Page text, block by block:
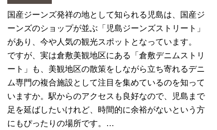
国産ジーンズ発祥の地として知られる児島は、国産ジ
ーンズのショップが並ぶ「児島ジーンズストリート」
があり、今や人気の観光スポットとなっています。
ですが、実は倉敷美観地区にある「倉敷デニムストリ
ート」も、美観地区の散策をしながら立ち寄れるデニ
ム専門の複合施設として注目を集めているのを知って
いますか。駅からのアクセスも良好なので、児島まで
足を延ばしたいけれど、時間的に余裕がないという方
にもぴったりの場所です。…